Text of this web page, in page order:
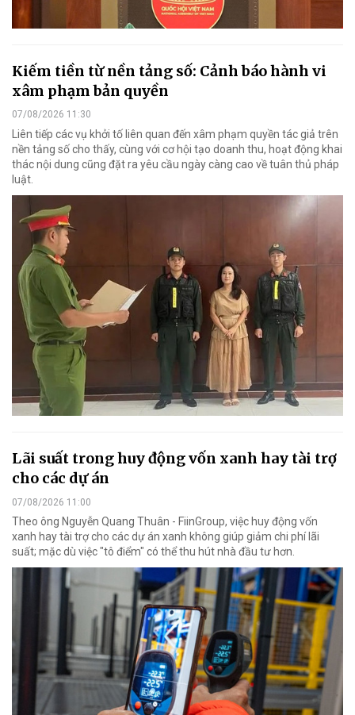
Kiếm tiền từ nền tảng số: Cảnh báo hành vi
xâm phạm bản quyền
07/08/2026 11:30
Liên tiếp các vụ khởi tố liên quan đến xâm phạm quyền tác giả trên
nền tảng số cho thấy, cùng với cơ hội tạo doanh thu, hoạt động khai
thác nội dung cũng đặt ra yêu cầu ngày càng cao về tuân thủ pháp
luật.
Lãi suất trong huy động vốn xanh hay tài trợ
cho các dự án
07/08/2026 11:00
Theo ông Nguyễn Quang Thuân - FiinGroup, việc huy động vốn
xanh hay tài trợ cho các dự án xanh không giúp giảm chi phí lãi
suất; mặc dù việc "tô điểm" có thể thu hút nhà đầu tư hơn.